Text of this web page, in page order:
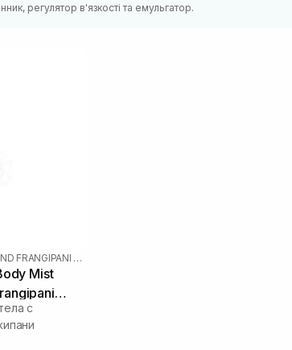
регулятор в'язкості та емульгатор.
LOTUS AND FRANGIPANI FLOWERS
Mist
с